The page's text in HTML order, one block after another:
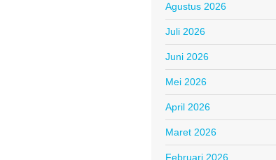
Agustus 2026
Juli 2026
Juni 2026
Mei 2026
April 2026
Maret 2026
Februari 2026